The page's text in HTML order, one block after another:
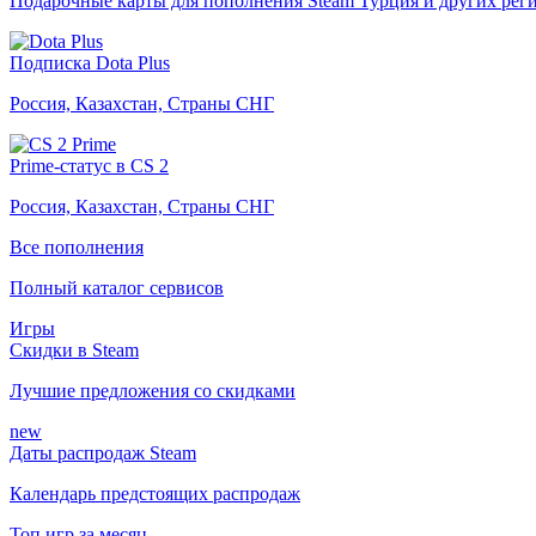
Подписка Dota Plus
Россия, Казахстан, Страны СНГ
Prime-статус в CS 2
Россия, Казахстан, Страны СНГ
Все пополнения
Полный каталог сервисов
Игры
Скидки в Steam
Лучшие предложения со скидками
new
Даты распродаж Steam
Календарь предстоящих распродаж